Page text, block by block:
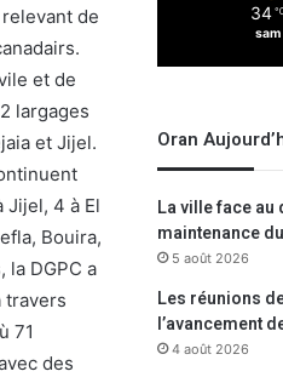
de
et de
largages
et Jijel.
Jijel, 4 à El
Bouira,
DGPC a
travers
71
des
34
sam
Oran
La ville face au
maintenance
5 août 2026
Les réunions
l’avancement
4 août 2026